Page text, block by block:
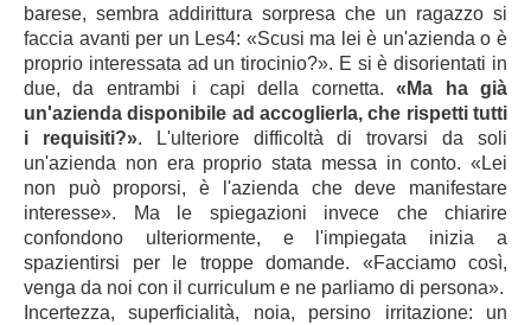
barese, sembra addirittura sorpresa che un ragazzo si
faccia avanti per un Les4: «Scusi ma lei è un'azienda o è
proprio interessata ad un tirocinio?». E si è disorientati in
due, da entrambi i capi della cornetta.«Ma ha già
un'azienda disponibile ad accoglierla, che rispetti tutti
i requisiti?». L'ulteriore difficoltà di trovarsi da soli
un'azienda non era proprio stata messa in conto. «Lei
non può proporsi, è l'azienda che deve manifestare
interesse». Ma le spiegazioni invece che chiarire
confondono ulteriormente, e l'impiegata inizia a
spazientirsi per le troppe domande. «Facciamo così,
venga da noi con il curriculum e ne parliamo di persona».
Incertezza, superficialità, noia, persino irritazione: un